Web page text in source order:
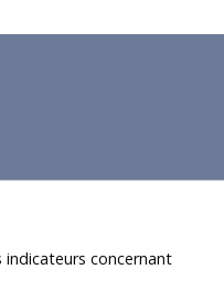
concernant